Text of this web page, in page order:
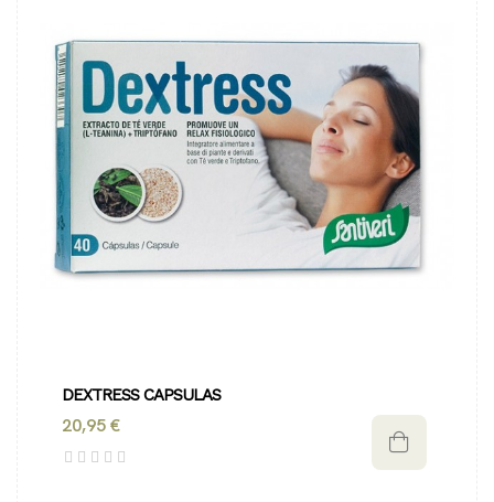
DEXTRESS CAPSULAS
20,95 €